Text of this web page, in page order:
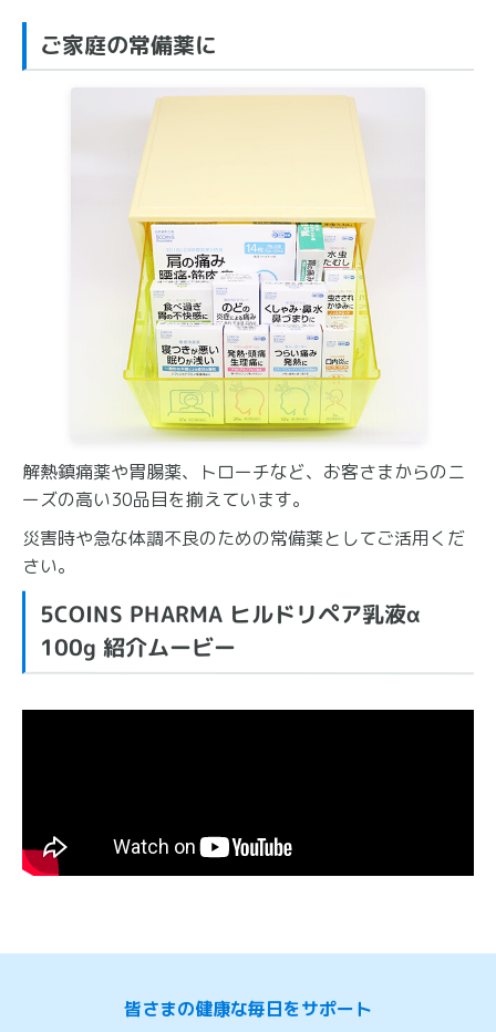
ご家庭の常備薬に
解熱鎮痛薬や胃腸薬、トローチなど、お客さまからのニ
ーズの高い30品目を揃えています。
災害時や急な体調不良のための常備薬としてご活用くだ
さい。
5COINS PHARMA ヒルドリペア乳液α
100g 紹介ムービー
皆さまの健康な毎日をサポート